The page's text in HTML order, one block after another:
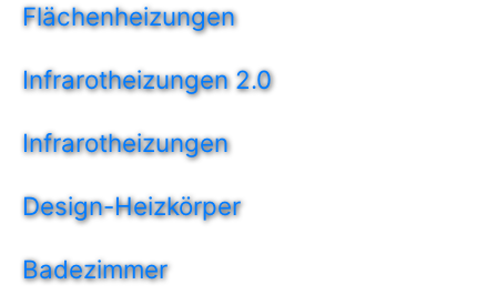
Flächenheizungen
Infrarotheizungen 2.0
Infrarotheizungen
Design-Heizkörper
Badezimmer